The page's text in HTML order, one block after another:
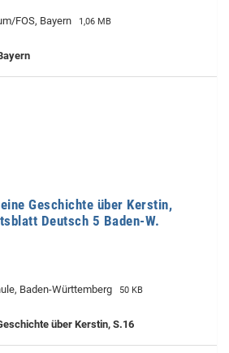
FOS, Bayern 1,06 MB
Geschichte über Kerstin,
Deutsch 5 Baden-W.
Baden-Württemberg 50 KB
über Kerstin, S.16